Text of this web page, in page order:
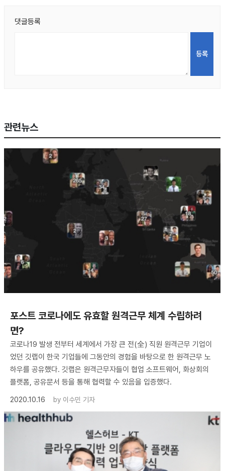
댓글등록
관련뉴스
포스트 코로나에도 유효할 원격근무 체계 수립하려
면?
코로나19 발생 전부터 세계에서 가장 큰 전(全) 직원 원격근무 기업이
었던 깃랩이 한국 기업들에 그동안의 경험을 바탕으로 한 원격근무 노
하우를 공유했다. 깃랩은 원격근무자들이 협업 소프트웨어, 화상회의
플랫폼, 공유문서 등을 통해 협력할 수 있음을 입증했다.
2020.10.16
by 이수민 기자